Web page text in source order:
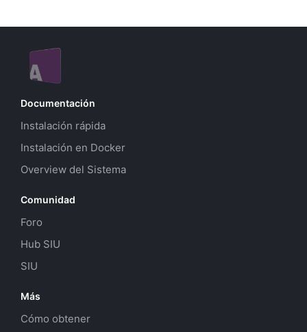
Documentación
Instalación rápida
Instalación en Docker
Overview del Sistema
Comunidad
Foro
Hub SIU
SIU
Más
Cómo obtener